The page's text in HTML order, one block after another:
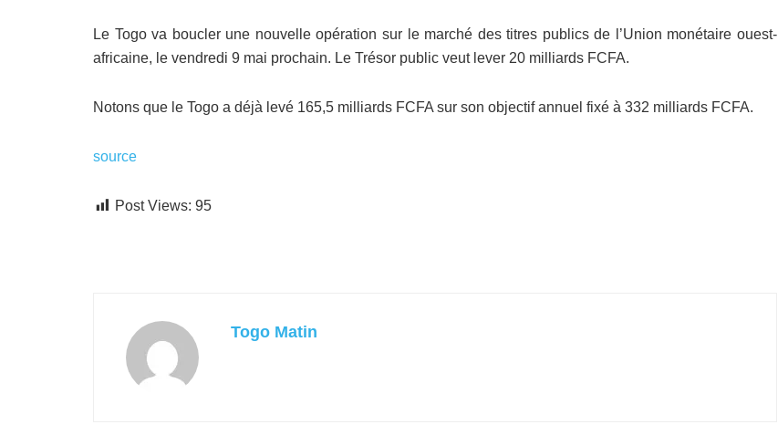
Le Togo va boucler une nouvelle opération sur le marché des titres publics de l’Union monétaire ouest-
africaine, le vendredi 9 mai prochain. Le Trésor public veut lever 20 milliards FCFA.
Notons que le Togo a déjà levé 165,5 milliards FCFA sur son objectif annuel fixé à 332 milliards FCFA.
source
Post Views: 95
Togo Matin